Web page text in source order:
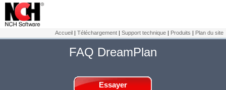
Accueil | Téléchargement | Support technique | Produits | Plan du site
FAQ DreamPlan
Essayer